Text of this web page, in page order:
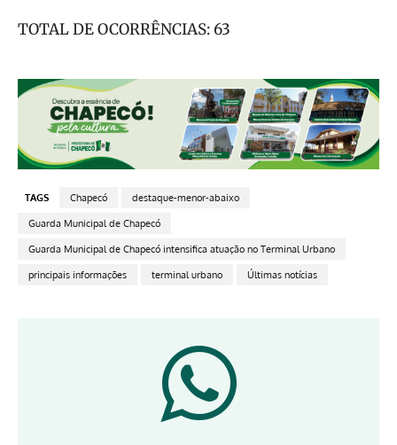
TOTAL DE OCORRÊNCIAS: 63
TAGS Chapecó destaque-menor-abaixo
Guarda Municipal de Chapecó
Guarda Municipal de Chapecó intensifica atuação no Terminal Urbano
principais informações terminal urbano Últimas notícias